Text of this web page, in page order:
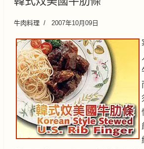
牛肉料理 2007年10月09日